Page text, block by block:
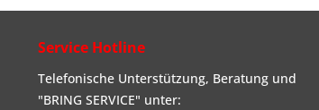
Service Hotline
Telefonische Unterstützung, Beratung und
"BRING SERVICE" unter: